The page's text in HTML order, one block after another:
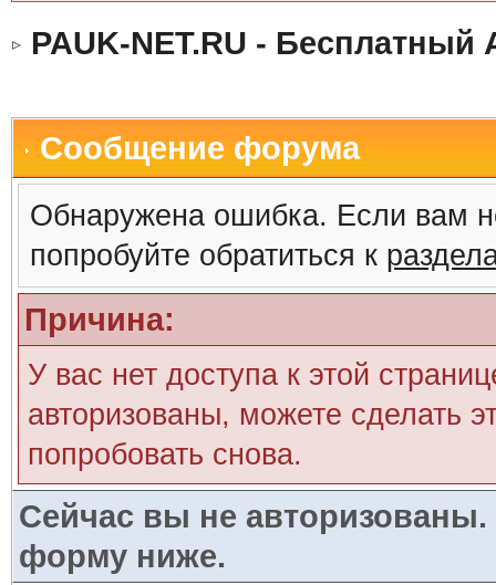
PAUK-NET.RU -
Сообщение форума
Обнаружена ошибка. Если вам
попробуйте обратиться к
Причина:
У вас нет доступа к этой
авторизованы, можете сделать
попробовать снова.
Сейчас вы не авторизованы.
форму ниже.